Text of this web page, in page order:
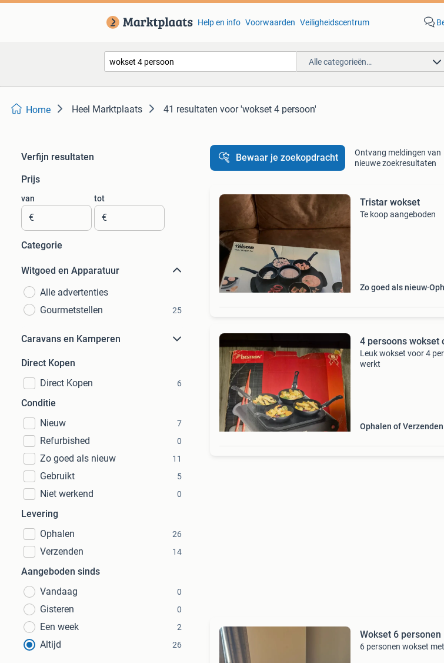
Help en info Voorwaarden Veiligheidscentrum
Alle categorieën…
Home Heel Marktplaats 41 resultaten voor 'wokset 4 persoon'
Verfijn resultaten
Prijs
van
€
tot
€
Categorie
Witgoed en Apparatuur
Alle advertenties
Gourmetstellen
25
Caravans en Kamperen
Direct Kopen
Direct Kopen
6
Conditie
Nieuw
7
Refurbished 0
Zo goed als nieuw 11
Gebruikt 5
Niet werkend 0
Levering
Ophalen
26
Verzenden 14
Aangeboden sinds
Vandaag
0
Gisteren 0
Een week 2
Altijd 26
Bewaar je zoekopdracht
Ontvang meldingen van
nieuwe zoekresultaten
Tristar wokset
Te koop aangeboden
Zo goed als nieuw
4 persoons wokset
Leuk wokset voor 4
werkt
Ophalen of Verzenden
Wokset 6 personen
6 personen wokset